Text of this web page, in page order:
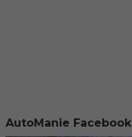
AutoManie Facebook